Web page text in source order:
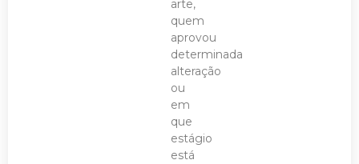
arte,
quem
aprovou
determinada
alteração
ou
em
que
estágio
está